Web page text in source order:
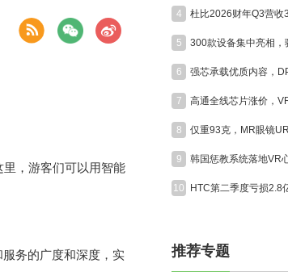
，游客们可以用智能
务的广度和深度，实
4
5
6
7
8
9
10 HTC第二季度亏损2.8
推荐专题